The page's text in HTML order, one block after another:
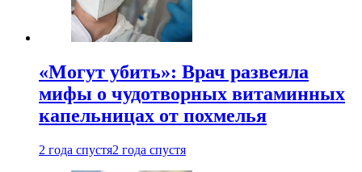
«Могут убить»: Врач развеяла
мифы о чудотворных витаминных
капельницах от похмелья
2 года спустя2 года спустя